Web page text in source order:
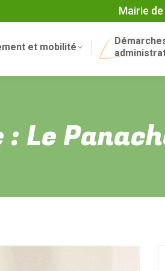
Mairie
et mobilité
Le